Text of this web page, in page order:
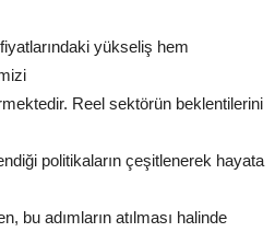
yükseliş hem
Reel sektörün beklentilerini
politikaların çeşitlenerek hayata
bu adımların atılması halinde